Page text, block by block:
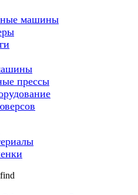
машины
прессы